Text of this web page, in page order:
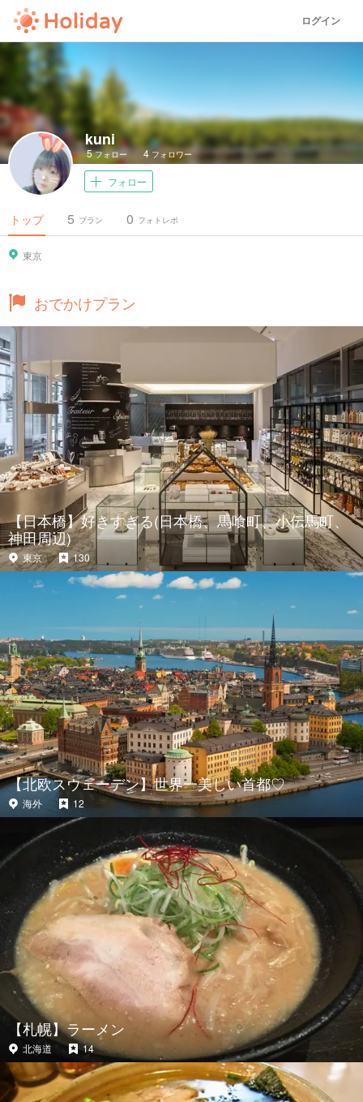
ログイン
kuni
5フォロー 4 フォロワー
フォロー
トップ プラン
5 フォトレポ
0
東京
おでかけプラン
【日本橋】好きすぎる(日本橋、馬喰町、小伝馬町、
神田周辺)
東京 130
【北欧スウェーデン】世界一美しい首都♡
海外 12
【札幌】ラーメン
北海道 14